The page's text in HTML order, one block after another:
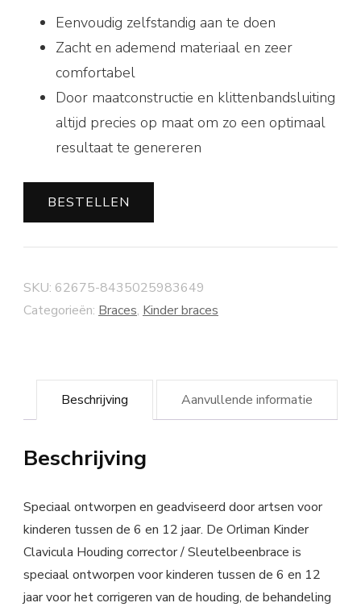
Eenvoudig zelfstandig aan te doen
Zacht en ademend materiaal en zeer
comfortabel
Door maatconstructie en klittenbandsluiting
altijd precies op maat om zo een optimaal
resultaat te genereren
BESTELLEN
SKU: 62675-8435025983649
Categorieën: Braces, Kinder braces
Beschrijving Aanvullende informatie
Beschrijving
Speciaal ontworpen en geadviseerd door artsen voor
kinderen tussen de 6 en 12 jaar. De Orliman Kinder
Clavicula Houding corrector / Sleutelbeenbrace is
speciaal ontworpen voor kinderen tussen de 6 en 12
jaar voor het corrigeren van de houding, de behandeling